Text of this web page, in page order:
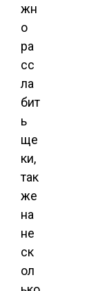
жн
о
ра
сс
ла
бит
ь
ще
ки,
так
же
на
не
ск
ол